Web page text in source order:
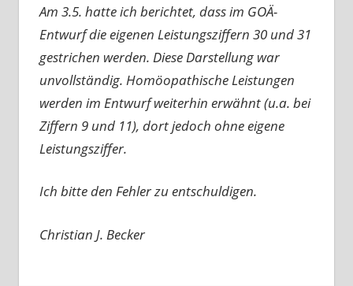
Am 3.5. hatte ich berichtet, dass im GOÄ-
Entwurf die eigenen Leistungsziffern 30 und 31
gestrichen werden. Diese Darstellung war
unvollständig. Homöopathische Leistungen
werden im Entwurf weiterhin erwähnt (u.a. bei
Ziffern 9 und 11), dort jedoch ohne eigene
Leistungsziffer.
Ich bitte den Fehler zu entschuldigen.
Christian J. Becker